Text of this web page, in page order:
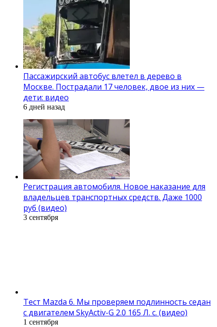
Пассажирский автобус влетел в дерево в
Москве. Пострадали 17 человек, двое из них —
дети: видео
6 дней назад
Регистрация автомобиля. Новое наказание для
владельцев транспортных средств. Даже 1000
руб (видео)
3 сентября
Тест Mazda 6. Мы проверяем подлинность седан
с двигателем SkyActiv-G 2.0 165 Л. с. (видео)
1 сентября